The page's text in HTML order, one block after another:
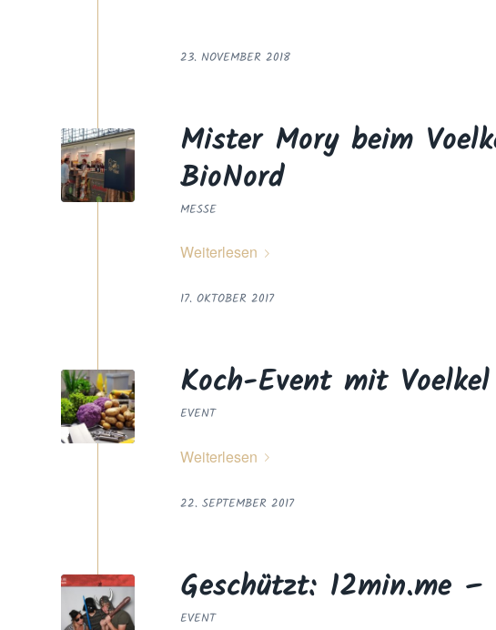
23. NOVEMBER 2018
Mister Mory beim
BioNord
MESSE
Weiterlesen
17. OKTOBER 2017
Koch-Event mit Voelkel
EVENT
Weiterlesen
22. SEPTEMBER 2017
Geschützt: 12min.me
EVENT